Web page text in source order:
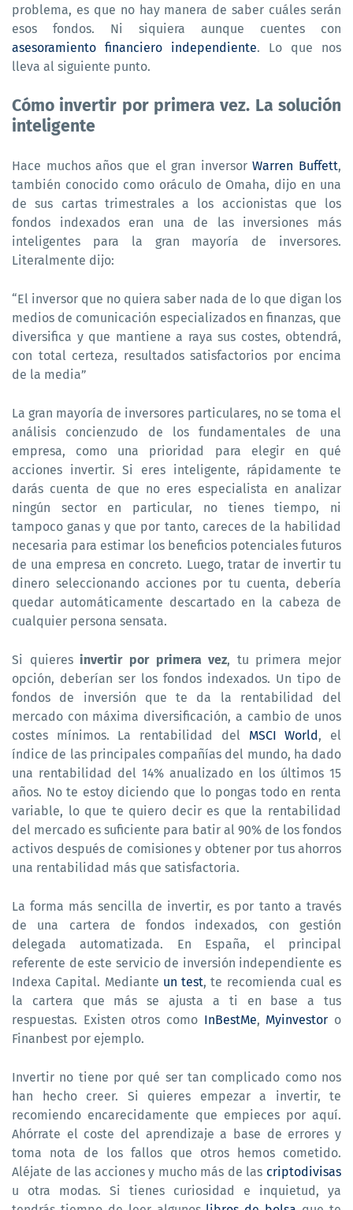
problema, es que no hay manera de saber cuáles serán
esos fondos. Ni siquiera aunque cuentes con
asesoramiento financiero independiente. Lo que nos
lleva al siguiente punto.
Cómo invertir por primera vez. La solución
inteligente
Hace muchos años que el gran inversorWarren Buffett,
también conocido como oráculo de Omaha, dijo en una
de sus cartas trimestrales a los accionistas que los
fondos indexados eran una de las inversiones más
inteligentes para la gran mayoría de inversores.
Literalmente dijo:
“El inversor que no quiera saber nada de lo que digan los
medios de comunicación especializados en finanzas, que
diversifica y que mantiene a raya sus costes, obtendrá,
con total certeza, resultados satisfactorios por encima
de la media”
La gran mayoría de inversores particulares, no se toma el
análisis concienzudo de los fundamentales de una
empresa, como una prioridad para elegir en qué
acciones invertir. Si eres inteligente, rápidamente te
darás cuenta de que no eres especialista en analizar
ningún sector en particular, no tienes tiempo, ni
tampoco ganas y que por tanto, careces de la habilidad
necesaria para estimar los beneficios potenciales futuros
de una empresa en concreto. Luego, tratar de invertir tu
dinero seleccionando acciones por tu cuenta, debería
quedar automáticamente descartado en la cabeza de
cualquier persona sensata.
Si quieresinvertir por primera vez, tu primera mejor
opción, deberían ser los fondos indexados. Un tipo de
fondos de inversión que te da la rentabilidad del
mercado con máxima diversificación, a cambio de unos
costes mínimos. La rentabilidad del MSCI World, el
índice de las principales compañías del mundo, ha dado
una rentabilidad del 14% anualizado en los últimos 15
años. No te estoy diciendo que lo pongas todo en renta
variable, lo que te quiero decir es que la rentabilidad
del mercado es suficiente para batir al 90% de los fondos
activos después de comisiones y obtener por tus ahorros
una rentabilidad más que satisfactoria.
La forma más sencilla de invertir, es por tanto a través
de una cartera de fondos indexados, con gestión
delegada automatizada. En España, el principal
referente de este servicio de inversión independiente es
Indexa Capital. Mediante un test, te recomienda cual es
la cartera que más se ajusta a ti en base a tus
respuestas. Existen otros como InBestMe, Myinvestor o
Finanbest por ejemplo.
Invertir no tiene por qué ser tan complicado como nos
han hecho creer. Si quieres empezar a invertir, te
recomiendo encarecidamente que empieces por aquí.
Ahórrate el coste del aprendizaje a base de errores y
toma nota de los fallos que otros hemos cometido.
Aléjate de las acciones y mucho más de las criptodivisas
u otra modas. Si tienes curiosidad e inquietud, ya